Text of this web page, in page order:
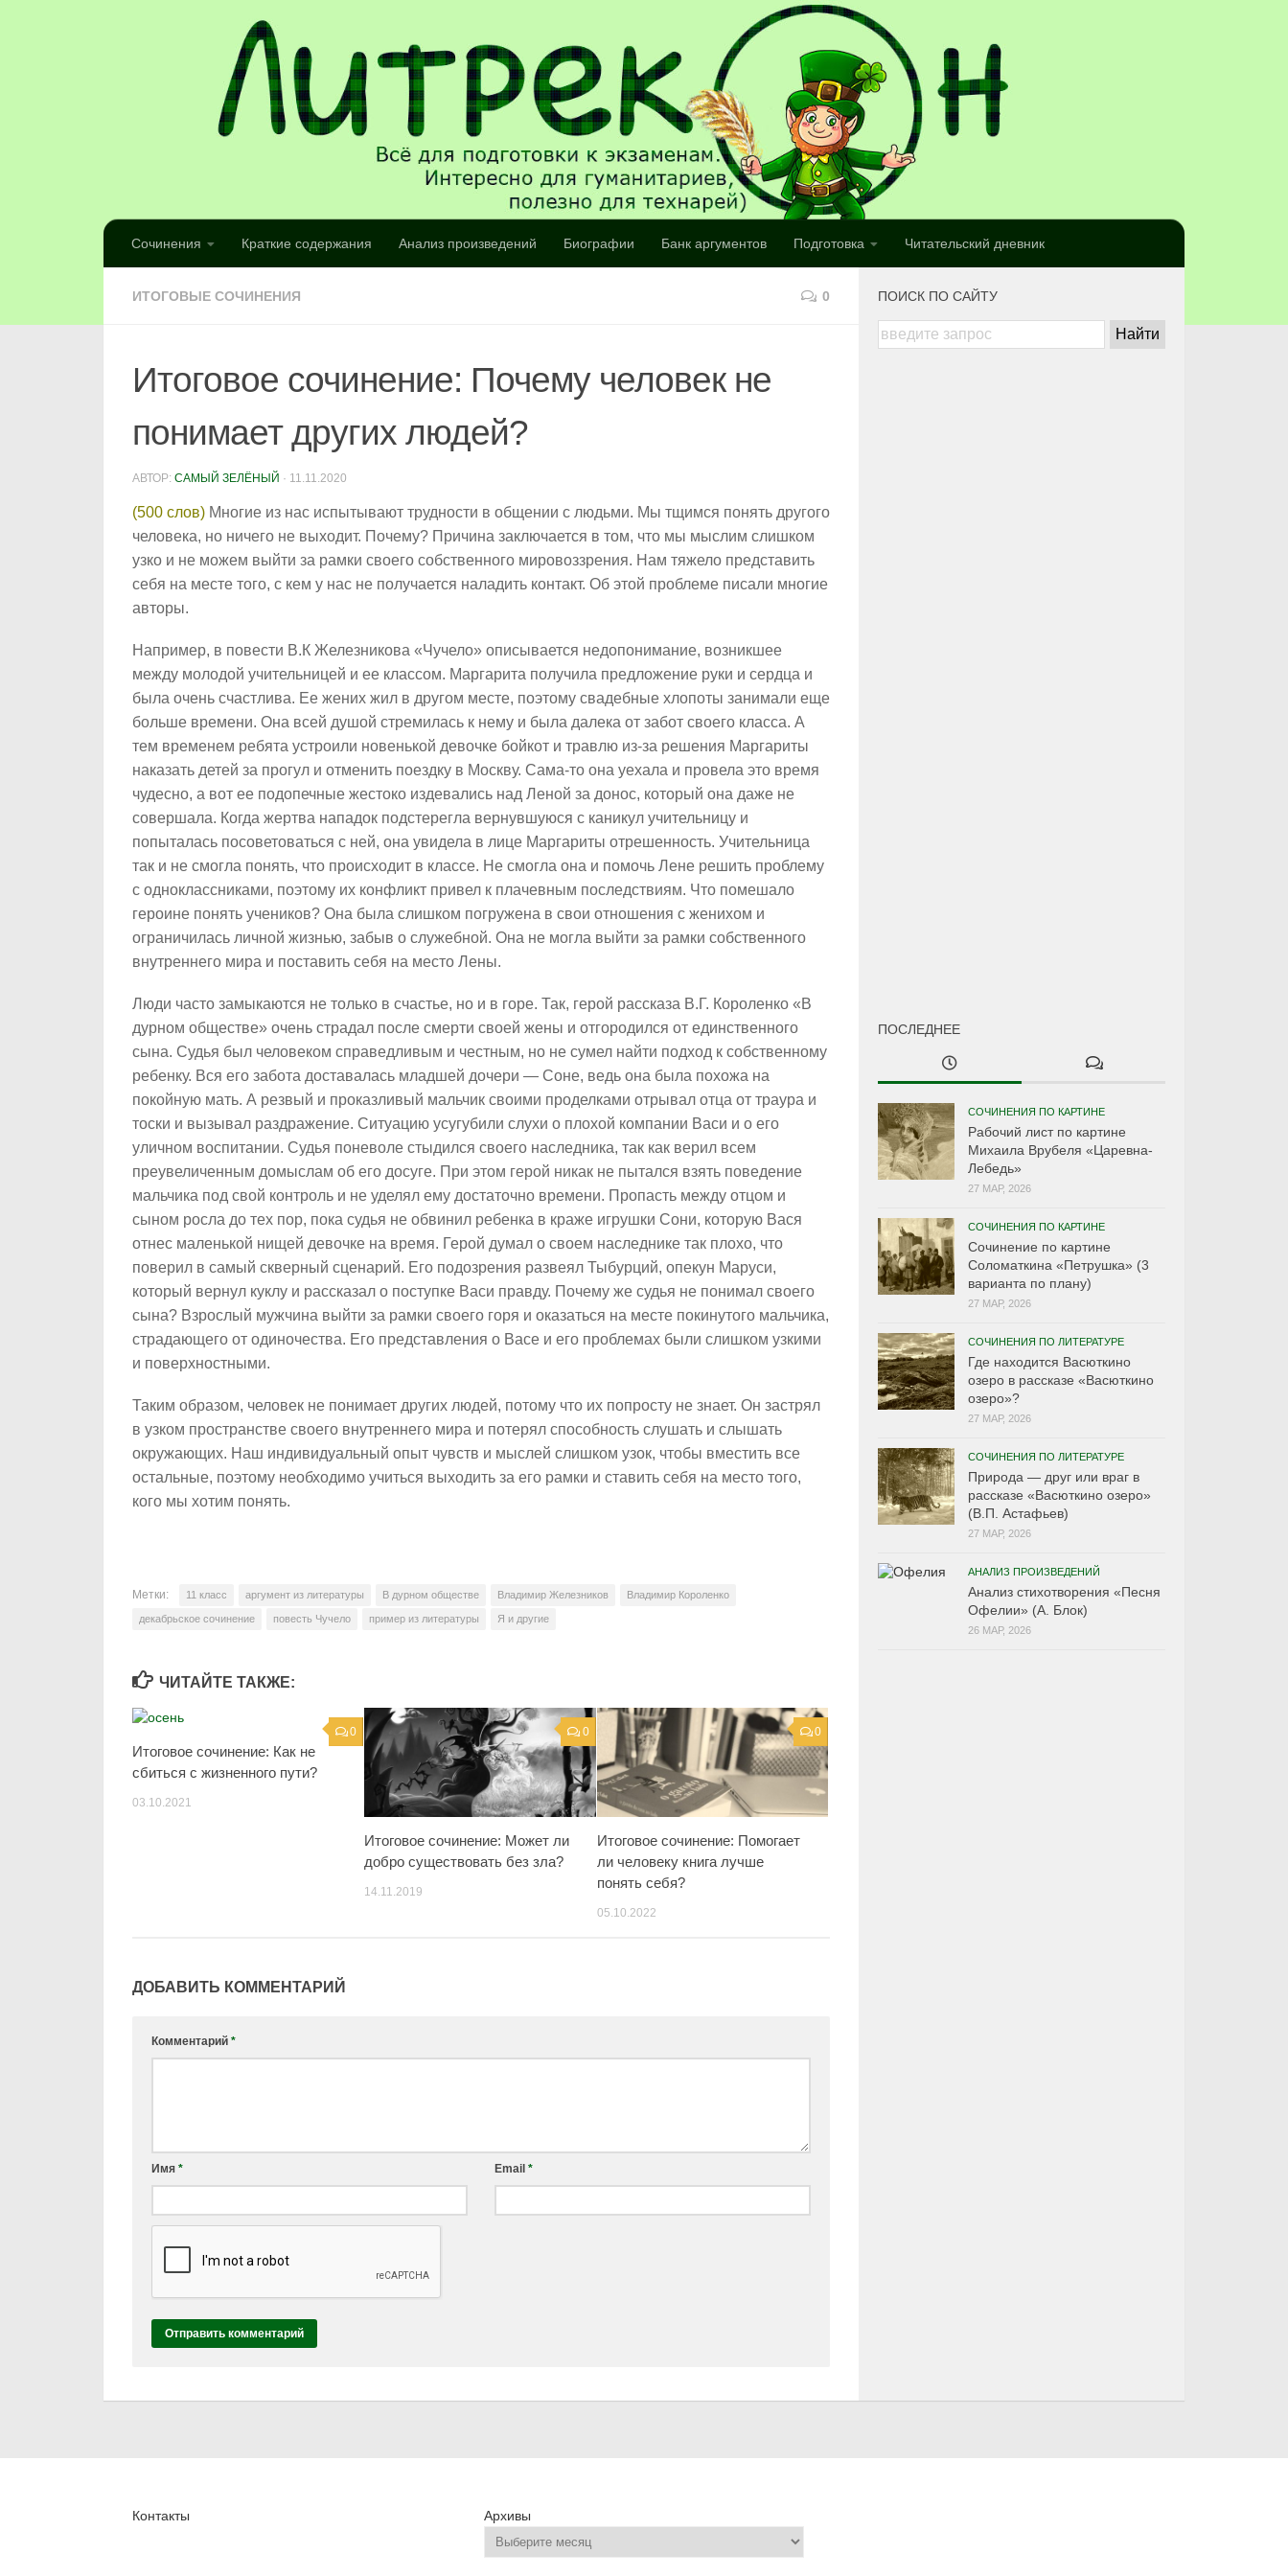
Сочинения Краткие содержания Анализ произведений Биографии Банк аргументов Подготовка Читательский дневник
ИТОГОВЫЕ СОЧИНЕНИЯ 0
Итоговое сочинение: Почему человек не
понимает других людей?
АВТОР: САМЫЙ ЗЕЛЁНЫЙ · 11.11.2020
(500 слов) Многие из нас испытывают трудности в общении с людьми. Мы тщимся понять другого
человека, но ничего не выходит. Почему? Причина заключается в том, что мы мыслим слишком
узко и не можем выйти за рамки своего собственного мировоззрения. Нам тяжело представить
себя на месте того, с кем у нас не получается наладить контакт. Об этой проблеме писали многие
авторы.
Например, в повести В.К Железникова «Чучело» описывается недопонимание, возникшее
между молодой учительницей и ее классом. Маргарита получила предложение руки и сердца и
была очень счастлива. Ее жених жил в другом месте, поэтому свадебные хлопоты занимали еще
больше времени. Она всей душой стремилась к нему и была далека от забот своего класса. А
тем временем ребята устроили новенькой девочке бойкот и травлю из-за решения Маргариты
наказать детей за прогул и отменить поездку в Москву. Сама-то она уехала и провела это время
чудесно, а вот ее подопечные жестоко издевались над Леной за донос, который она даже не
совершала. Когда жертва нападок подстерегла вернувшуюся с каникул учительницу и
попыталась посоветоваться с ней, она увидела в лице Маргариты отрешенность. Учительница
так и не смогла понять, что происходит в классе. Не смогла она и помочь Лене решить проблему
с одноклассниками, поэтому их конфликт привел к плачевным последствиям. Что помешало
героине понять учеников? Она была слишком погружена в свои отношения с женихом и
ограничилась личной жизнью, забыв о служебной. Она не могла выйти за рамки собственного
внутреннего мира и поставить себя на место Лены.
Люди часто замыкаются не только в счастье, но и в горе. Так, герой рассказа В.Г. Короленко «В
дурном обществе» очень страдал после смерти своей жены и отгородился от единственного
сына. Судья был человеком справедливым и честным, но не сумел найти подход к собственному
ребенку. Вся его забота доставалась младшей дочери — Соне, ведь она была похожа на
покойную мать. А резвый и проказливый мальчик своими проделками отрывал отца от траура и
тоски и вызывал раздражение. Ситуацию усугубили слухи о плохой компании Васи и о его
уличном воспитании. Судья поневоле стыдился своего наследника, так как верил всем
преувеличенным домыслам об его досуге. При этом герой никак не пытался взять поведение
мальчика под свой контроль и не уделял ему достаточно времени. Пропасть между отцом и
сыном росла до тех пор, пока судья не обвинил ребенка в краже игрушки Сони, которую Вася
отнес маленькой нищей девочке на время. Герой думал о своем наследнике так плохо, что
поверил в самый скверный сценарий. Его подозрения развеял Тыбурций, опекун Маруси,
который вернул куклу и рассказал о поступке Васи правду. Почему же судья не понимал своего
сына? Взрослый мужчина выйти за рамки своего горя и оказаться на месте покинутого мальчика,
страдающего от одиночества. Его представления о Васе и его проблемах были слишком узкими
и поверхностными.
Таким образом, человек не понимает других людей, потому что их попросту не знает. Он застрял
в узком пространстве своего внутреннего мира и потерял способность слушать и слышать
окружающих. Наш индивидуальный опыт чувств и мыслей слишком узок, чтобы вместить все
остальные, поэтому необходимо учиться выходить за его рамки и ставить себя на место того,
кого мы хотим понять.
Метки: 11 класс аргумент из литературы В дурном обществе Владимир Железников Владимир Короленко
декабрьское сочинение повесть Чучело пример из литературы Я и другие
ЧИТАЙТЕ ТАКЖЕ:
0
Итоговое сочинение: Как не
сбиться с жизненного пути?
03.10.2021
0
Итоговое сочинение: Может ли
добро существовать без зла?
14.11.2019
0
Итоговое сочинение: Помогает
ли человеку книга лучше
понять себя?
05.10.2022
ДОБАВИТЬ КОММЕНТАРИЙ
Комментарий *
Имя * Email *
ПОИСК ПО САЙТУ
ПОСЛЕДНЕЕ
СОЧИНЕНИЯ ПО КАРТИНЕ
Рабочий лист по картине
Михаила Врубеля «Царевна-
Лебедь»
27 МАР, 2026
СОЧИНЕНИЯ ПО КАРТИНЕ
Сочинение по картине
Соломаткина «Петрушка» (3
варианта по плану)
27 МАР, 2026
СОЧИНЕНИЯ ПО ЛИТЕРАТУРЕ
Где находится Васюткино
озеро в рассказе «Васюткино
озеро»?
27 МАР, 2026
СОЧИНЕНИЯ ПО ЛИТЕРАТУРЕ
Природа — друг или враг в
рассказе «Васюткино озеро»
(В.П. Астафьев)
27 МАР, 2026
АНАЛИЗ ПРОИЗВЕДЕНИЙ
Анализ стихотворения «Песня
Офелии» (А. Блок)
26 МАР, 2026
Контакты Архивы